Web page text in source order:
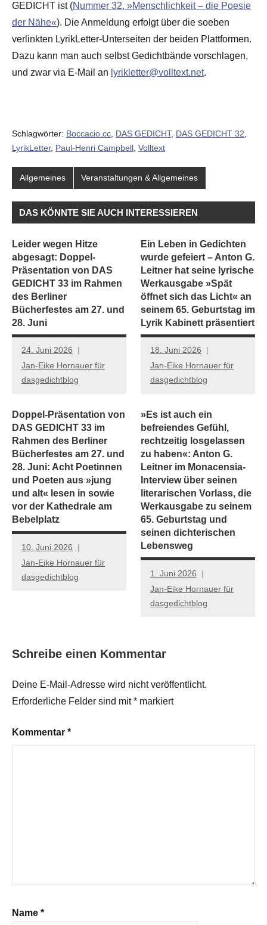
GEDICHT ist (Nummer 32, »Menschlichkeit – die Poesie
der Nähe«). Die Anmeldung erfolgt über die soeben
verlinkten LyrikLetter-Unterseiten der beiden Plattformen.
Dazu kann man auch selbst Gedichtbände vorschlagen,
und zwar via E-Mail an lyrikletter@volltext.net.
Schlagwörter: Boccacio.cc DAS GEDICHT, DAS GEDICHT 32
LyrikLetter, Paul-Henri Campbell Volltext
Allgemeines Veranstaltungen & Allgemeines
DAS KÖNNTE SIE AUCH INTERESSIEREN
Leider wegen Hitze
abgesagt: Doppel-
Präsentation von DAS
GEDICHT 33 im Rahmen
des Berliner
Bücherfestes am 27. und
28. Juni
24. Juni 2026
Jan-Eike Hornauer für
dasgedichtblog
Ein Leben in Gedichten
wurde gefeiert – Anton G.
Leitner hat seine lyrische
Werkausgabe »Spät
öffnet sich das Licht« an
seinem 65. Geburtstag im
Lyrik Kabinett präsentiert
18. Juni 2026
Jan-Eike Hornauer für
dasgedichtblog
Doppel-Präsentation von
DAS GEDICHT 33 im
Rahmen des Berliner
Bücherfestes am 27. und
28. Juni: Acht Poetinnen
und Poeten aus »jung
und alt« lesen in sowie
vor der Kathedrale am
Bebelplatz
10. Juni 2026
Jan-Eike Hornauer für
dasgedichtblog
»Es ist auch ein
befreiendes Gefühl,
rechtzeitig losgelassen
zu haben«: Anton G.
Leitner im Monacensia-
Interview über seinen
literarischen Vorlass, die
Werkausgabe zu seinem
65. Geburtstag und
seinen dichterischen
Lebensweg
1. Juni 2026
Jan-Eike Hornauer für
dasgedichtblog
Schreibe einen Kommentar
Deine E-Mail-Adresse wird nicht veröffentlicht.
Erforderliche Felder sind mit* markiert
Kommentar *
Name *